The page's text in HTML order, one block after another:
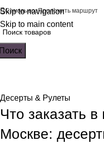
Skip to navigation
Skip to main content
СамовывозПроложить маршрут
Десерты & Рулеты
Что заказать
Москве: